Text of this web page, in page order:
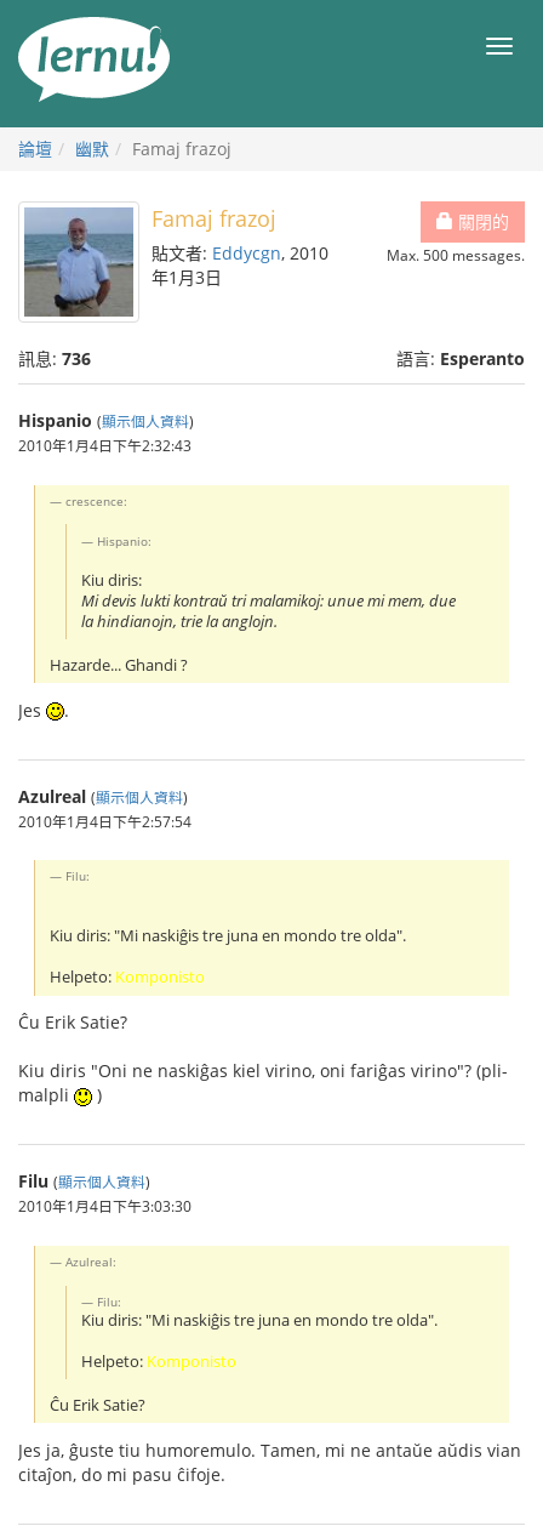
目
論壇 幽默 Famaj frazoj
關閉的
Max. 500 messages.
Famaj frazoj
貼文者: Eddycgn, 2010
年1月3日
訊息: 736 語言: Esperanto
Hispanio (顯示個人資料)
2010年1月4日下午2:32:43
crescence:
Hispanio:
Kiu diris:
Mi devis lukti kontraŭ tri malamikoj: unue mi mem, due
la hindianojn, trie la anglojn.
Hazarde... Ghandi ?
Jes .
Azulreal (顯示個人資料)
2010年1月4日下午2:57:54
Filu:
Kiu diris: "Mi naskiĝis tre juna en mondo tre olda".
Helpeto: Komponisto
Ĉu Erik Satie?
Kiu diris "Oni ne naskiĝas kiel virino, oni fariĝas virino"? (pli-
malpli
)
Filu (顯示個人資料)
2010年1月4日下午3:03:30
Azulreal:
Filu:
Kiu diris: "Mi naskiĝis tre juna en mondo tre olda".
Helpeto: Komponisto
Ĉu Erik Satie?
Jes ja, ĝuste tiu humoremulo. Tamen, mi ne antaŭe aŭdis vian
citaĵon, do mi pasu ĉifoje.